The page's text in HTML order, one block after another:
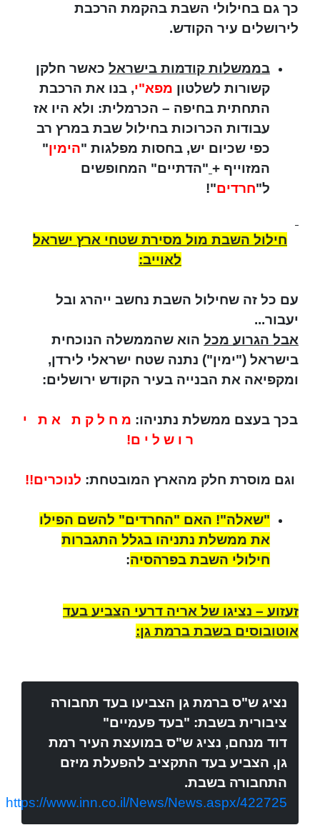
כך גם בחילולי השבת בהקמת הרכבת
לירושלים עיר הקודש.
בממשלות קודמות בישראל כאשר חלקן
קשורות לשלטון מפא"י, בנו את הרכבת
התחתית בחיפה – הכרמלית: ולא היו אז
עבודות הכרוכות בחילול שבת במרץ רב
כפי שכיום יש, בחסות מפלגות "הימין"
המזוייף + "הדתיים" המחופשים
ל"חרדים"!
חילול השבת מול מסירת שטחי ארץ ישראל
לאוייב:
עם כל זה שחילול השבת נחשב ייהרג ובל
יעבור...
אבל הגרוע מכל הוא שהממשלה הנוכחית
בישראל ("ימין") נתנה שטח ישראלי לירדן,
ומקפיאה את הבנייה בעיר הקודש ירושלים:
בכך בעצם ממשלת נתניהו: מ ח ל ק ת א ת י
ר ו ש ל י ם!
וגם מוסרת חלק מהארץ המובטחת: לנוכרים!!
"שאלה"! האם "החרדים" להשם הפילו
את ממשלת נתניהו בגלל התגברות
חילולי השבת בפרהסיה:
זעזוע – נציגו של אריה דרעי הצביע בעד
אוטובוסים בשבת ברמת גן:
נציג ש"ס ברמת גן הצביעו בעד תחבורה
ציבורית בשבת: "בעד פעמיים"
דוד מנחם, נציג ש"ס במועצת העיר רמת
גן, הצביע בעד התקציב להפעלת מיזם
התחבורה בשבת.
https://www.inn.co.il/News/News.aspx/422725